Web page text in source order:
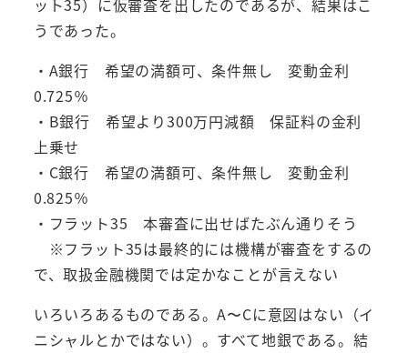
ット35）に仮審査を出したのであるが、結果はこ
うであった。
・A銀行 希望の満額可、条件無し 変動金利
0.725％
・B銀行 希望より300万円減額 保証料の金利
上乗せ
・C銀行 希望の満額可、条件無し 変動金利
0.825％
・フラット35 本審査に出せばたぶん通りそう
※フラット35は最終的には機構が審査をするの
で、取扱金融機関では定かなことが言えない
いろいろあるものである。A〜Cに意図はない（イ
ニシャルとかではない）。すべて地銀である。結